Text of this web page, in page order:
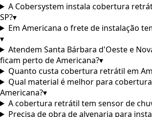
A Cobersystem instala cobertura
SP?▾
Em Americana o frete de instalação
▾
Atendem Santa Bárbara d'Oeste e
ficam perto de Americana?▾
Quanto custa cobertura retrátil em
Qual material é melhor para
Americana?▾
A cobertura retrátil tem sensor de
Precisa de obra de alvenaria para